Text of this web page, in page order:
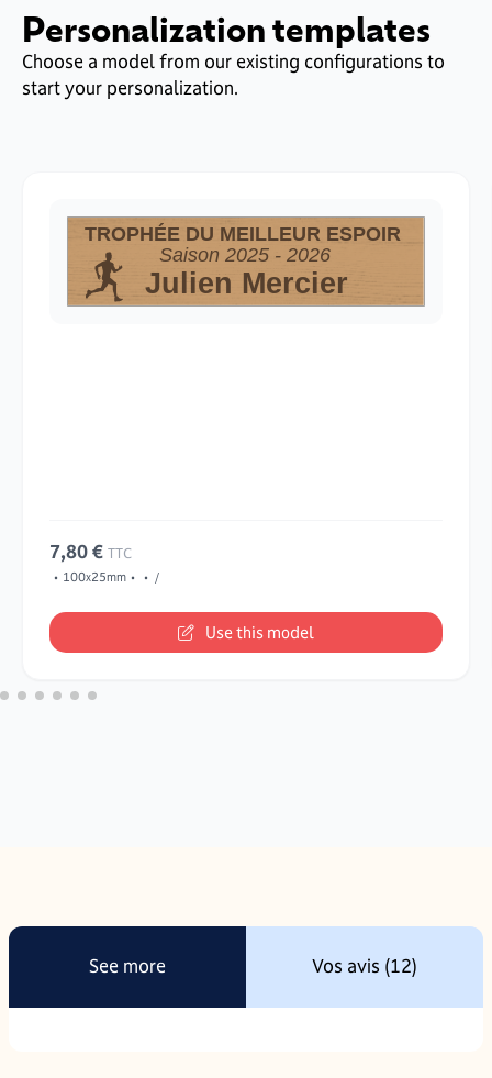
Personalization templates
Choose a model from our existing configurations to
start your personalization.
TROPHÉE DU MEILLEUR ESPOIR
Saison 2025 - 2026
Julien Mercier
7,80 € TTC
100x25mm /
Use this model
See more Vos avis (12)